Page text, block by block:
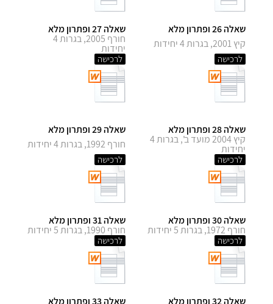
שאלה 26 ופתרון מלא
קיץ 2001, בגרות 4 יחידות
לרכישה
שאלה 27 ופתרון מלא
חורף 2005, בגרות 4
יחידות
לרכישה
שאלה 28 ופתרון מלא
קיץ 2004 מועד ב', בגרות 4
יחידות
לרכישה
שאלה 29 ופתרון מלא
חורף 1992, בגרות 4 יחידות
לרכישה
שאלה 30 ופתרון מלא
חורף 1972, בגרות 5 יחידות
לרכישה
שאלה 31 ופתרון מלא
חורף 1990, בגרות 5 יחידות
לרכישה
שאלה 32 ופתרון מלא
שאלה 33 ופתרון מלא